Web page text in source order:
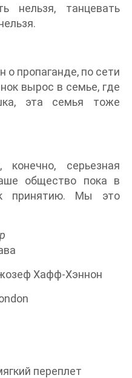
нельзя, танцевать
о пропаганде, по сети
вырос в семье, где
эта семья тоже
серьезная
общество пока в
принятию. Мы это
Хафф-Хэннон
переплет